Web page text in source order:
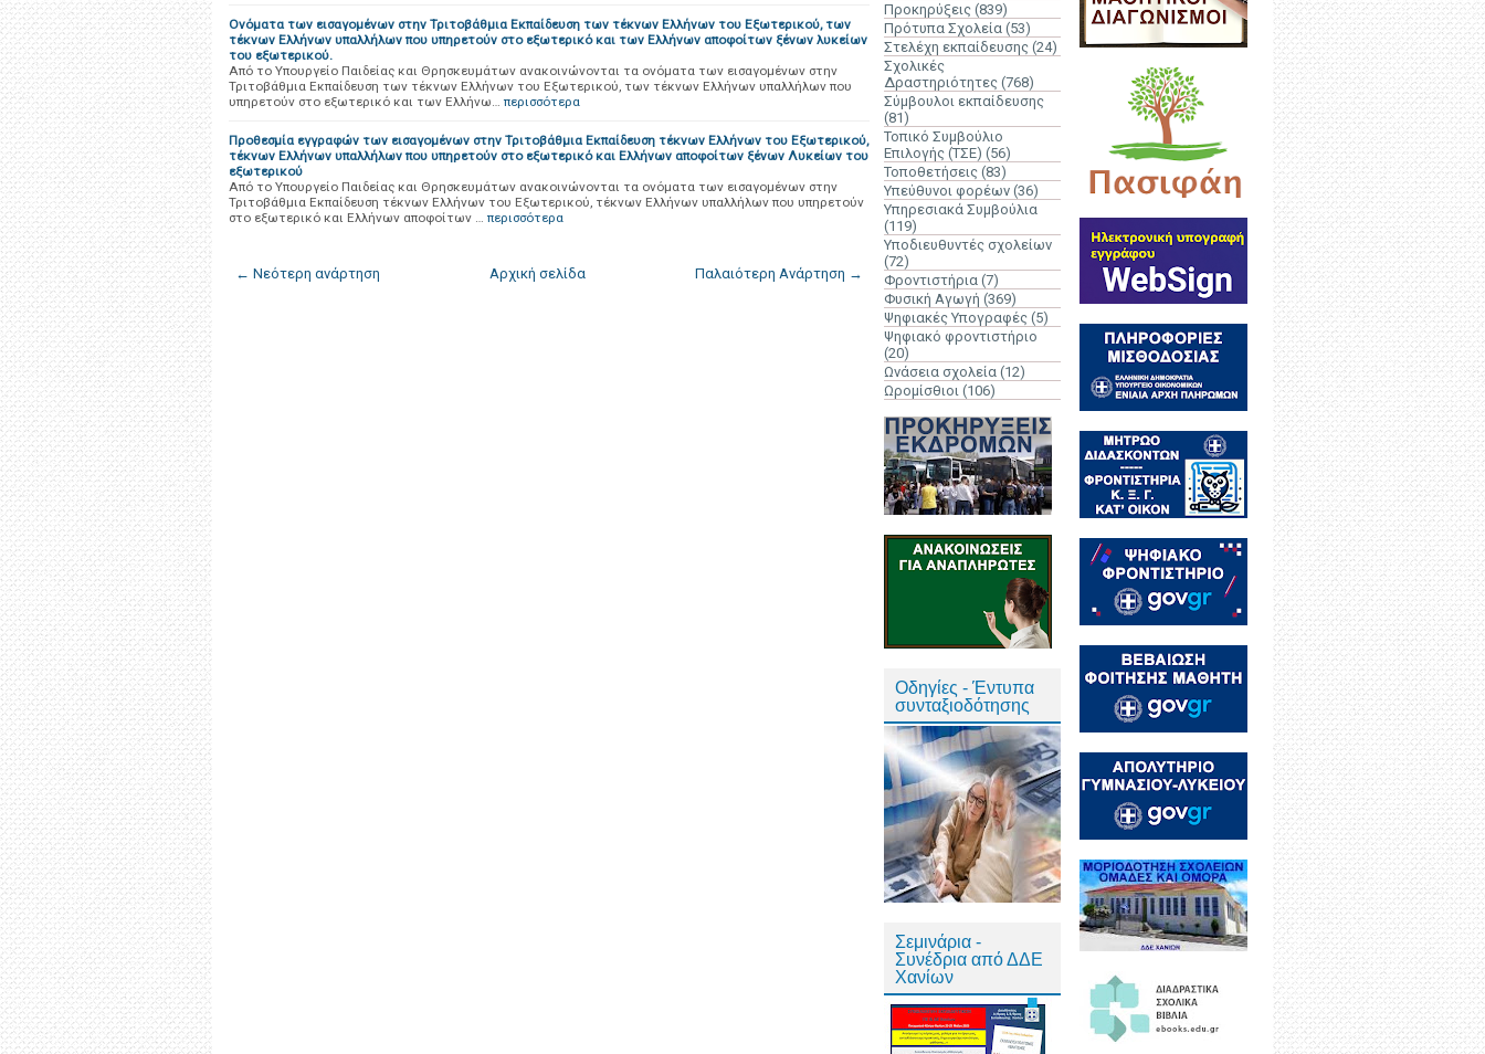
Oνόματα των εισαγομένων στην Τριτοβάθμια Εκπαίδευση των τέκνων Ελλήνων του Εξωτερικού, των
τέκνων Ελλήνων υπαλλήλων που υπηρετούν στο εξωτερικό και των Ελλήνων αποφοίτων ξένων λυκείων
του εξωτερικού.
Από το Υπουργείο Παιδείας και Θρησκευμάτων ανακοινώνονται τα ονόματα των εισαγομένων στην
Τριτοβάθμια Εκπαίδευση των τέκνων Ελλήνων του Εξωτερικού, των τέκνων Ελλήνων υπαλλήλων που
υπηρετούν στο εξωτερικό και των Ελλήνω… περισσότερα
Προθεσμία εγγραφών των εισαγομένων στην Τριτοβάθμια Εκπαίδευση τέκνων Ελλήνων του Εξωτερικού,
τέκνων Ελλήνων υπαλλήλων που υπηρετούν στο εξωτερικό και Ελλήνων αποφοίτων ξένων Λυκείων του
εξωτερικού
Από το Υπουργείο Παιδείας και Θρησκευμάτων ανακοινώνονται τα ονόματα των εισαγομένων στην
Τριτοβάθμια Εκπαίδευση τέκνων Ελλήνων του Εξωτερικού, τέκνων Ελλήνων υπαλλήλων που υπηρετούν
στο εξωτερικό και Ελλήνων αποφοίτων … περισσότερα
← Νεότερη ανάρτηση Παλαιότερη Ανάρτηση →
Αρχική σελίδα
Προκηρύξεις (839)
Πρότυπα Σχολεία (53)
Στελέχη εκπαίδευσης (24)
Σχολικές
Δραστηριότητες (768)
Σύμβουλοι εκπαίδευσης
(81)
Τοπικό Συμβούλιο
Επιλογής (ΤΣΕ) (56)
Τοποθετήσεις (83)
Υπεύθυνοι φορέων (36)
Υπηρεσιακά Συμβούλια
(119)
Υποδιευθυντές σχολείων
(72)
Φροντιστήρια (7)
Φυσική Αγωγή (369)
Ψηφιακές Υπογραφές (5)
Ψηφιακό φροντιστήριο
(20)
Ωνάσεια σχολεία (12)
Ωρομίσθιοι (106)
Οδηγίες - Έντυπα
συνταξιοδότησης
Σεμινάρια -
Συνέδρια από ΔΔΕ
Χανίων